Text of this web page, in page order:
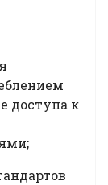
доступа к